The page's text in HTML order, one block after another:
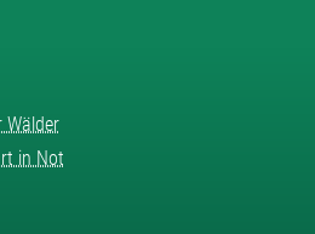
Wälder
in Not